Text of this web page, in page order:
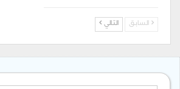
السابق التالي